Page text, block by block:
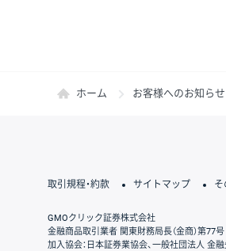
ホーム お客様へのお知らせ
取引規程・約款 サイトマップ そ
GMOクリック証券株式会社
金融商品取引業者 関東財務局長（金商）第77
加入協会：日本証券業協会、一般社団法人 金